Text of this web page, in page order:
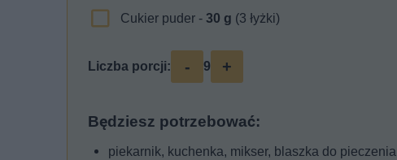
Cukier puder - 30 g (3 łyżki)
Liczba porcji: - 9 +
Będziesz potrzebować:
piekarnik, kuchenka, mikser, blaszka do pieczenia